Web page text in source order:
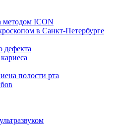
методом ICON
в Санкт-Петербурге
дефекта
полости рта